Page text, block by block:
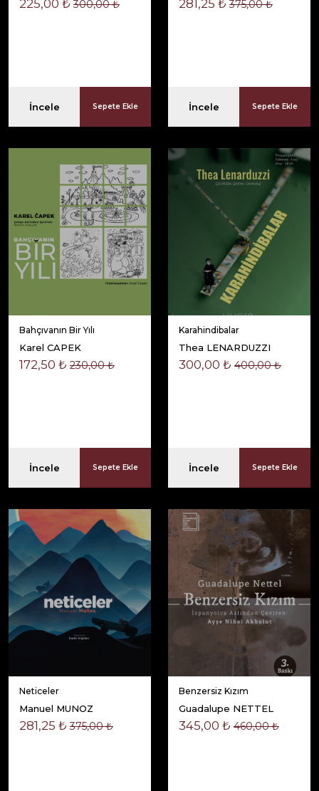
225,00 ₺ 300,00 ₺
İncele Sepete Ekle
281,25 ₺ 375,00 ₺
İncele Sepete Ekle
Bahçıvanın Bir Yılı
Karel CAPEK
172,50 ₺ 230,00 ₺
İncele Sepete Ekle
Karahindibalar
Thea LENARDUZZI
300,00 ₺ 400,00 ₺
İncele Sepete Ekle
Neticeler
Manuel MUNOZ
281,25 ₺ 375,00 ₺
Benzersiz Kızım
Guadalupe NETTEL
345,00 ₺ 460,00 ₺